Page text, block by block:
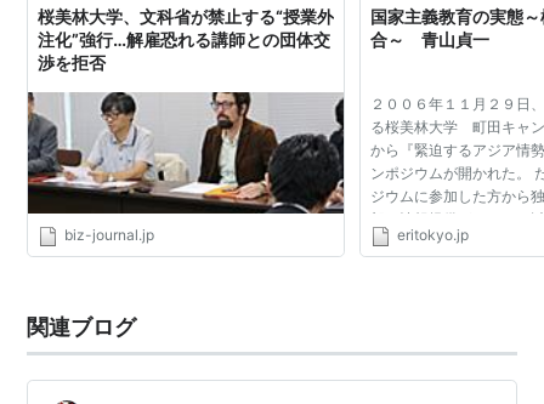
桜美林大学、文科省が禁止する“授業外
注化”強行…解雇恐れる講師との団体交
渉を拒否
biz-journal.jp
国家主義教育の実態
合～ 青山貞一
２００６年１１月２９日
る桜美林大学 町田キャ
から『緊迫するアジア情
ンポジウムが開かれた。
ジウムに参加した方から
部に情報提供があった。
に書いたものである。 ま
eritokyo.jp
関連ブログ